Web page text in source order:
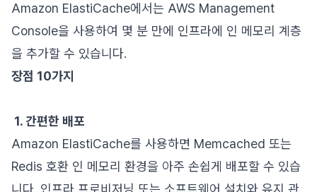
Amazon ElastiCache에서는 AWS Management
Console을 사용하여 몇 분 만에 인프라에 인 메모리 계층
을 추가할 수 있습니다.
장점 10가지
1. 간편한 배포
Amazon ElastiCache를 사용하면 Memcached 또는
Redis 호환 인 메모리 환경을 아주 손쉽게 배포할 수 있습
니다. 인프라 프로비저닝 또는 소프트웨어 설치와 유지 관